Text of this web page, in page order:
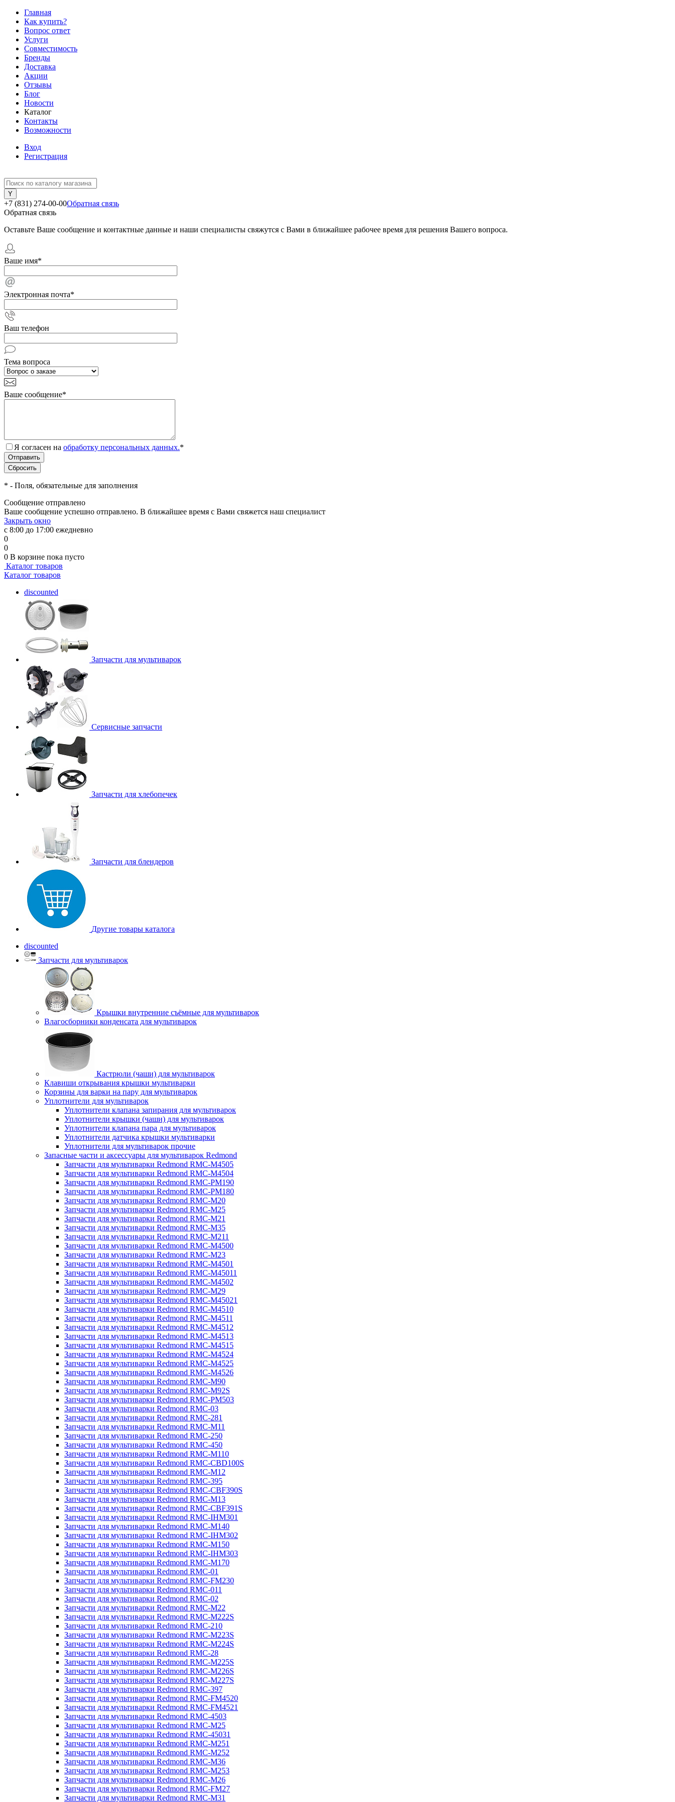
Главная
Как купить?
Вопрос ответ
Услуги
Совместимость
Бренды
Доставка
Акции
Отзывы
Блог
Новости
Каталог
Контакты
Возможности
Вход
Регистрация
+7 (831) 274-00-00Обратная связь
Обратная связь
Оставьте Ваше сообщение и контактные данные и наши специалисты свяжутся с Вами в ближайшее рабочее время для решения Вашего вопроса.
Ваше имя*
Электронная почта*
Ваш телефон
Тема вопроса
Ваше сообщение*
Я согласен на обработку персональных данных.*
* - Поля, обязательные для заполнения
Сообщение отправлено
Ваше сообщение успешно отправлено. В ближайшее время с Вами свяжется наш специалист
Закрыть окно
с 8:00 до 17:00 ежедневно
0
0
0 В корзине пока пусто
Каталог товаров
Каталог товаров
discounted
Запчасти для мультиварок
Сервисные запчасти
Запчасти для хлебопечек
Запчасти для блендеров
Другие товары каталога
discounted
Запчасти для мультиварок
Крышки внутренние съёмные для мультиварок
Влагосборники конденсата для мультиварок
Кастрюли (чаши) для мультиварок
Клавиши открывания крышки мультиварки
Корзины для варки на пару для мультиварок
Уплотнители для мультиварок
Уплотнители клапана запирания для мультиварок
Уплотнители крышки (чаши) для мультиварок
Уплотнители клапана пара для мультиварок
Уплотнители датчика крышки мультиварки
Уплотнители для мультиварок прочие
Запасные части и аксессуары для мультиварок Redmond
Запчасти для мультиварки Redmond RMC-M4505
Запчасти для мультиварки Redmond RMC-M4504
Запчасти для мультиварки Redmond RMC-PM190
Запчасти для мультиварки Redmond RMC-PM180
Запчасти для мультиварки Redmond RMC-M20
Запчасти для мультиварки Redmond RMC-M25
Запчасти для мультиварки Redmond RMC-M21
Запчасти для мультиварки Redmond RMC-M35
Запчасти для мультиварки Redmond RMC-M211
Запчасти для мультиварки Redmond RMC-M4500
Запчасти для мультиварки Redmond RMC-M23
Запчасти для мультиварки Redmond RMC-M4501
Запчасти для мультиварки Redmond RMC-M45011
Запчасти для мультиварки Redmond RMC-M4502
Запчасти для мультиварки Redmond RMC-M29
Запчасти для мультиварки Redmond RMC-M45021
Запчасти для мультиварки Redmond RMC-M4510
Запчасти для мультиварки Redmond RMC-M4511
Запчасти для мультиварки Redmond RMC-M4512
Запчасти для мультиварки Redmond RMC-M4513
Запчасти для мультиварки Redmond RMC-M4515
Запчасти для мультиварки Redmond RMC-M4524
Запчасти для мультиварки Redmond RMC-M4525
Запчасти для мультиварки Redmond RMC-M4526
Запчасти для мультиварки Redmond RMC-M90
Запчасти для мультиварки Redmond RMC-M92S
Запчасти для мультиварки Redmond RMC-PM503
Запчасти для мультиварки Redmond RMC-03
Запчасти для мультиварки Redmond RMC-281
Запчасти для мультиварки Redmond RMC-M11
Запчасти для мультиварки Redmond RMC-250
Запчасти для мультиварки Redmond RMC-450
Запчасти для мультиварки Redmond RMC-M110
Запчасти для мультиварки Redmond RMC-CBD100S
Запчасти для мультиварки Redmond RMC-M12
Запчасти для мультиварки Redmond RMC-395
Запчасти для мультиварки Redmond RMC-CBF390S
Запчасти для мультиварки Redmond RMC-M13
Запчасти для мультиварки Redmond RMC-CBF391S
Запчасти для мультиварки Redmond RMC-IHM301
Запчасти для мультиварки Redmond RMC-M140
Запчасти для мультиварки Redmond RMC-IHM302
Запчасти для мультиварки Redmond RMC-M150
Запчасти для мультиварки Redmond RMC-IHM303
Запчасти для мультиварки Redmond RMC-M170
Запчасти для мультиварки Redmond RMC-01
Запчасти для мультиварки Redmond RMC-FM230
Запчасти для мультиварки Redmond RMC-011
Запчасти для мультиварки Redmond RMC-02
Запчасти для мультиварки Redmond RMC-M22
Запчасти для мультиварки Redmond RMC-M222S
Запчасти для мультиварки Redmond RMC-210
Запчасти для мультиварки Redmond RMC-M223S
Запчасти для мультиварки Redmond RMC-M224S
Запчасти для мультиварки Redmond RMC-28
Запчасти для мультиварки Redmond RMC-M225S
Запчасти для мультиварки Redmond RMC-M226S
Запчасти для мультиварки Redmond RMC-M227S
Запчасти для мультиварки Redmond RMC-397
Запчасти для мультиварки Redmond RMC-FM4520
Запчасти для мультиварки Redmond RMC-FM4521
Запчасти для мультиварки Redmond RMC-4503
Запчасти для мультиварки Redmond RMC-M25
Запчасти для мультиварки Redmond RMC-45031
Запчасти для мультиварки Redmond RMC-M251
Запчасти для мультиварки Redmond RMC-M252
Запчасти для мультиварки Redmond RMC-M36
Запчасти для мультиварки Redmond RMC-M253
Запчасти для мультиварки Redmond RMC-M26
Запчасти для мультиварки Redmond RMC-FM27
Запчасти для мультиварки Redmond RMC-M31